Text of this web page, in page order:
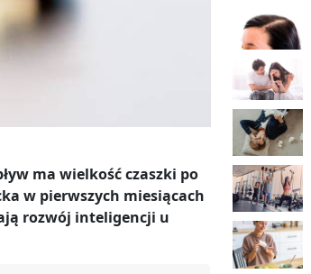
ma wielkość czaszki po
w pierwszych miesiącach
rozwój inteligencji u